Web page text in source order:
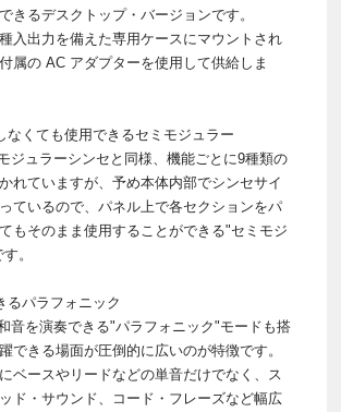
きるデスクトップ・バージョンです。
入出力を備えた専用ケースにマウントされ
属の AC アダプターを使用して供給しま
なくても使用できるセミモジュラー
ジュラーシンセと同様、機能ごとに9種類の
れていますが、予め本体内部でシンセサイ
ているので、パネル上で各セクションをパ
もそのまま使用することができる"セミモジ
。
るパラフォニック
音を演奏できる"パラフォニック"モードも搭
できる場面が圧倒的に広いのが特徴です。
ベースやリードなどの単音だけでなく、ス
ド・サウンド、コード・フレーズなど幅広